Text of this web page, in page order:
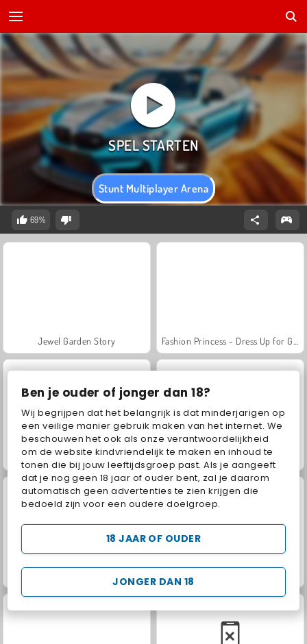
Ben je ouder of jonger dan 18?
Wij begrijpen dat het belangrijk is dat minderjarigen op
een veilige manier gebruik maken van het internet. We
beschouwen het ook als onze verantwoordelijkheid
om de website kindvriendelijk te maken en inhoud te
tonen die bij jouw leeftijdsgroep past. Als je aangeeft
dat je nog geen 18 jaar of ouder bent, zal je daarom
automatisch geen advertenties te zien krijgen die
bedoeld zijn voor een oudere doelgroep.
JONGER DAN 18
18 JAAR OF OUDER
Stunt Multiplayer Arena
69%
Jewel Garden Story
Masha and the Bear: Meadows Scala 40
Grand Mahjong Connect